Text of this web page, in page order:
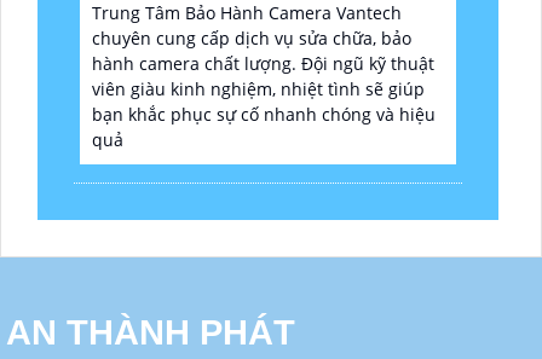
Trung Tâm Bảo Hành Camera Vantech
chuyên cung cấp dịch vụ sửa chữa, bảo
hành camera chất lượng. Đội ngũ kỹ thuật
viên giàu kinh nghiệm, nhiệt tình sẽ giúp
bạn khắc phục sự cố nhanh chóng và hiệu
quả
AN THÀNH PHÁT